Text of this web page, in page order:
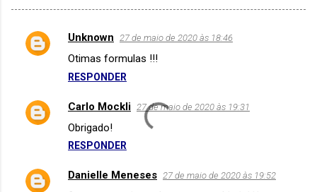
C
o
n
r
Unknown 27 de maio de 2020 às 18:46
Otimas formulas !!!
RESPONDER
Carlo Mockli 27 de maio de 2020 às 19:31
Obrigado!
RESPONDER
Danielle Meneses 27 de maio de 2020 às 19:52